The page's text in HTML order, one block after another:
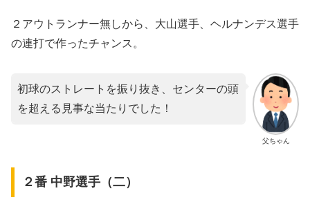
２アウトランナー無しから、大山選手、ヘルナンデス選手
の連打で作ったチャンス。
父ちゃん
初球のストレートを振り抜き、センターの頭
を超える見事な当たりでした！
２番 中野選手（二）